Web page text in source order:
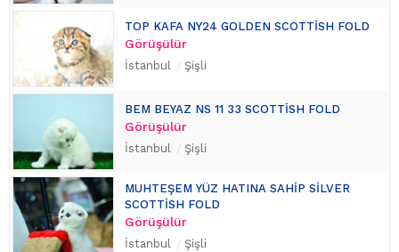
TOP KAFA NY24 GOLDEN SCOTTİSH FOLD
Görüşülür
İstanbul Şişli
BEM BEYAZ NS 11 33 SCOTTİSH FOLD
Görüşülür
İstanbul Şişli
MUHTEŞEM YÜZ HATINA SAHİP SİLVER
SCOTTİSH FOLD
Görüşülür
İstanbul Şişli